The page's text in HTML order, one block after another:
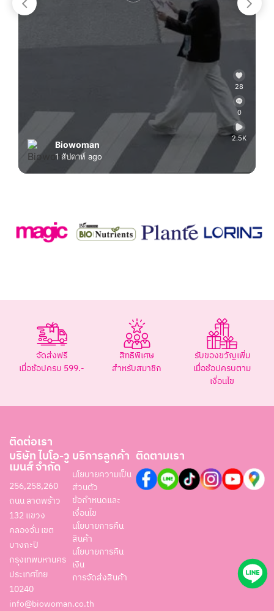
28
0
2.5K
Biowoman
1 สัปดาห์ ago
จัดส่งฟรี
เมื่อช้อปครบ 599.-
สิทธิพิเศษ
สำหรับสมาชิก
รับของขวัญเพิ่ม
เมื่อช้อปครบตาม
เงื่อนไข
ติดต่อเรา
บริษัท ไบโอ-วู
เมนส์ จำกัด
256,258,260
ถนน ลาดพร้าว
132 แขวง
คลองจั่น เขต
บางกะปิ
กรุงเทพมหานคร
ประเทศไทย
10240
info@biowoman.co.th
บริการลูกค้า
นโยบายความเป็น
ส่วนตัว
ข้อกำหนดและ
เงื่อนไข
นโยบายการคืน
สินค้า
นโยบายการคืน
เงิน
การจัดส่งสินค้า
ติดตามเรา